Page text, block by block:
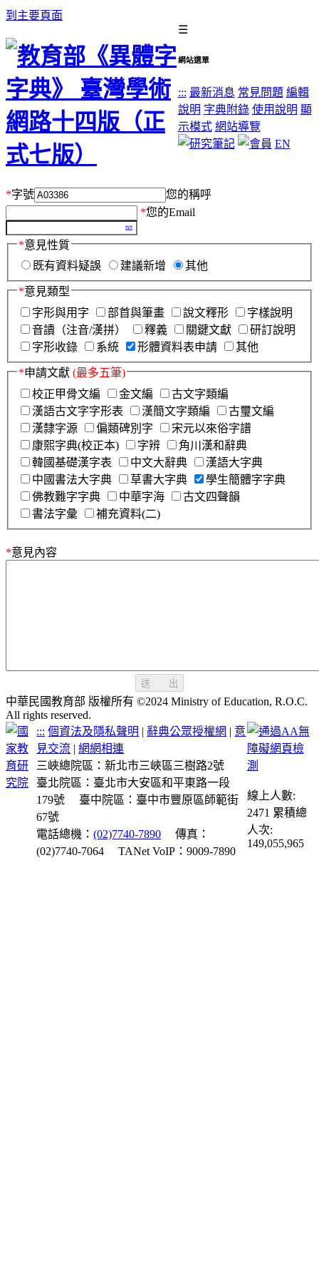
到主要頁面
☰
網站選單
::: 最新消息 常見問題 編輯
說明 字典附錄 使用說明 顯
示模式 網站導覽
EN
*字號
您的稱呼
*您的Email
*意見性質
既有資料疑誤
建議新增 其他
*意見類型
字形與用字
部首與筆畫 說文釋形
字樣說明
音讀（注音/漢拼）
釋義 關鍵文獻
研訂說明
字形收錄
系統 形體資料表申請 其他
*申請文獻 (最多五筆)
校正甲骨文編
金文編
古文字類編
漢語古文字字形表
漢簡文字類編
古璽文編
漢隸字源
偏類碑別字
宋元以來俗字譜
康熙字典(校正本)
字辨
角川漢和辭典
韓國基礎漢字表
中文大辭典
漢語大字典
中國書法大字典
草書大字典
學生簡體字字典
佛教難字字典
中華字海
古文四聲韻
書法字彙
補充資料(二)
*意見內容
送 出
中華民國教育部 版權所有 ©2024 Ministry of Education, R.O.C.
All rights reserved.
::: 個資法及隱私聲明 | 辭典公眾授權網 | 意
見交流 |網網相連
三峽總院區：新北市三峽區三樹路2號
臺北院區：臺北市大安區和平東路一段
179號
臺中院區：臺中市豐原區師範街
67號
電話總機：(02)7740-7890
傳真：
(02)7740-7064
TANet VoIP：9009-7890
線上人數:
2471 累積總
人次:
149,055,965